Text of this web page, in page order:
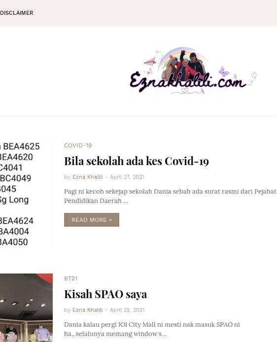
DISCLAIMER
COVID-19
Bila sekolah ada kes Covid-19
by Ezna Khalili - April 27, 2021
Pagi ni kecoh sekejap sekolah Dania sebab ada surat rasmi dari Pejabat
Pendidikan Daerah …
READ MORE »
BT21
Kisah SPAO saya
by Ezna Khalili - April 22, 2021
Dania kalau pergi IOI City Mall ni mesti nak masuk SPAO ni
ha...selalunya memang window s…